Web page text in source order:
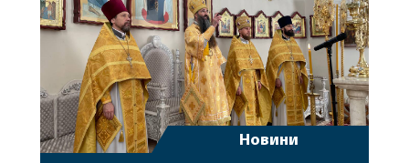
Браїлівському монастирі. Початок […]
Новини